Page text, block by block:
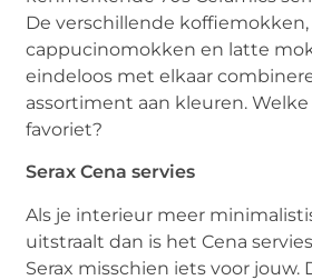
De verschillende koffiemokken,
cappucinomokken en latte
eindeloos met elkaar
assortiment aan kleuren.
favoriet?
Serax Cena servies
Als je interieur meer
uitstraalt dan is het Cena
Serax misschien iets voor jouw.